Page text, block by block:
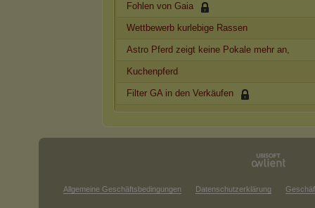
Fohlen von Gaia
Wettbewerb kurlebige Rassen
Astro Pferd zeigt keine Pokale mehr an,
Kuchenpferd
Filter GA in den Verkäufen
Allgemeine Geschäftsbedingungen Datenschutzerklärung